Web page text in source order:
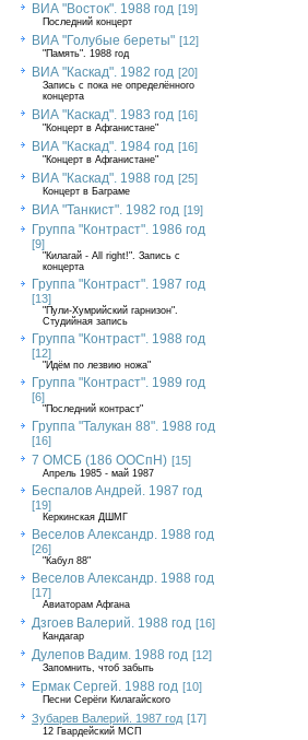
ВИА "Восток". 1988 год [19]
Последний концерт
ВИА "Голубые береты" [12]
"Память". 1988 год
ВИА "Каскад". 1982 год [20]
Запись с пока не определённого
концерта
ВИА "Каскад". 1983 год [16]
"Концерт в Афганистане"
ВИА "Каскад". 1984 год [16]
"Концерт в Афганистане"
ВИА "Каскад". 1988 год [25]
Концерт в Баграме
ВИА "Танкист". 1982 год [19]
Группа "Контраст". 1986 год
[9]
"Килагай - All right!". Запись с
концерта
Группа "Контраст". 1987 год
[13]
"Пули-Хумрийский гарнизон".
Студийная запись
Группа "Контраст". 1988 год
[12]
"Идём по лезвию ножа"
Группа "Контраст". 1989 год
[6]
"Последний контраст"
Группа "Талукан 88". 1988 год
[16]
7 ОМСБ (186 ООСпН) [15]
Апрель 1985 - май 1987
Беспалов Андрей. 1987 год
[19]
Керкинская ДШМГ
Веселов Александр. 1988 год
[26]
"Кабул 88"
Веселов Александр. 1988 год
[17]
Авиаторам Афгана
Дзгоев Валерий. 1988 год [16]
Кандагар
Дулепов Вадим. 1988 год [12]
Запомнить, чтоб забыть
Ермак Сергей. 1988 год [10]
Песни Серёги Килагайского
Зубарев Валерий. 1987 год [17]
12 Гвардейский МСП